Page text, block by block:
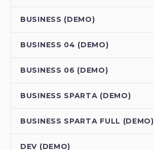
BUSINESS (DEMO)
BUSINESS 04 (DEMO)
BUSINESS 06 (DEMO)
BUSINESS SPARTA (DEMO)
BUSINESS SPARTA FULL (DEMO)
DEV (DEMO)